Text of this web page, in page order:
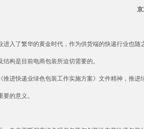
入了繁华的黄金时代，作为供货端的快递行业也
构是目前电商包装所迫切需要的。
推进快递业绿色包装工作实施方案》文件精神，推
的意义。